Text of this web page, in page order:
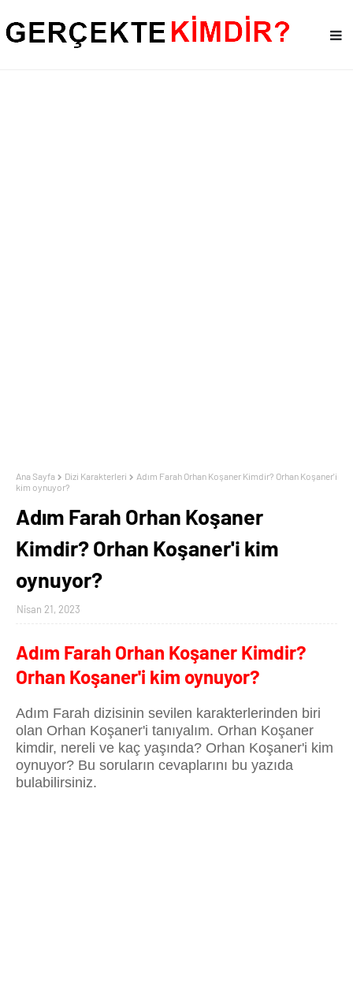
Ana Sayfa Dizi Karakterleri
Adım Farah Orhan Koşaner Kimdir? Orhan Koşaner'i
kim oynuyor?
Adım Farah Orhan Koşaner
Kimdir? Orhan Koşaner'i kim
oynuyor?
Nisan 21, 2023
Adım Farah Orhan Koşaner Kimdir?
Orhan Koşaner'i kim oynuyor?
Adım Farah dizisinin sevilen karakterlerinden biri
olan Orhan Koşaner'i tanıyalım. Orhan Koşaner
kimdir, nereli ve kaç yaşında? Orhan Koşaner'i kim
oynuyor? Bu soruların cevaplarını bu yazıda
bulabilirsiniz.